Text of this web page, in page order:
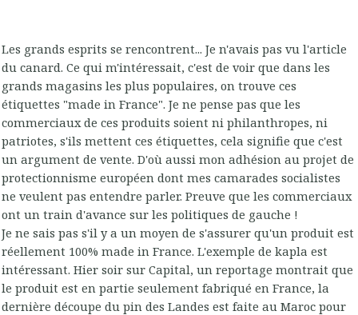
Les grands esprits se rencontrent... Je n'avais pas vu l'article
du canard. Ce qui m'intéressait, c'est de voir que dans les
grands magasins les plus populaires, on trouve ces
étiquettes "made in France". Je ne pense pas que les
commerciaux de ces produits soient ni philanthropes, ni
patriotes, s'ils mettent ces étiquettes, cela signifie que c'est
un argument de vente. D'où aussi mon adhésion au projet de
protectionnisme européen dont mes camarades socialistes
ne veulent pas entendre parler. Preuve que les commerciaux
ont un train d'avance sur les politiques de gauche !
Je ne sais pas s'il y a un moyen de s'assurer qu'un produit est
réellement 100% made in France. L'exemple de kapla est
intéressant. Hier soir sur Capital, un reportage montrait que
le produit est en partie seulement fabriqué en France, la
dernière découpe du pin des Landes est faite au Maroc pour